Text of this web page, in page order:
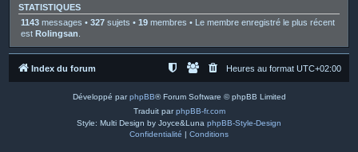
STATISTIQUES
1143 messages • 327 sujets • 19 membres • Le membre enregistré le plus récent
est Rolingsan
Index du forum Heures au format UTC+02:00
Développé parphpBB® Forum Software © phpBB Limited
Traduit parphpBB-fr.com
Style: Multi Design by Joyce&Luna phpBB-Style-Design
Confidentialité | Conditions